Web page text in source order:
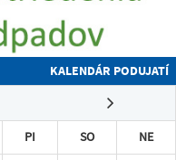
KALENDÁR PODUJATÍ
PI SO
NE